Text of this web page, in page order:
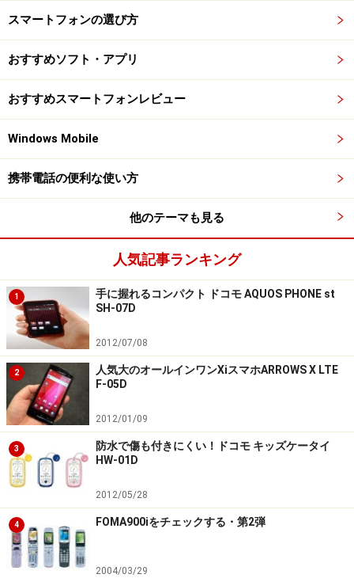
スマートフォンの選び方
おすすめソフト・アプリ
おすすめスマートフォンレビュー
Windows Mobile
携帯電話の便利な使い方
他のテーマも見る
人気記事ランキング
1
手に握れるコンパクト ドコモ AQUOS PHONE st
SH-07D
2012/07/08
2
人気大のオールインワンXiスマホARROWS X LTE
F-05D
2012/01/09
3
防水で傷も付きにくい！ドコモ キッズケータイ
HW-01D
2012/05/28
4 FOMA900iをチェックする・第2弾
2004/03/29